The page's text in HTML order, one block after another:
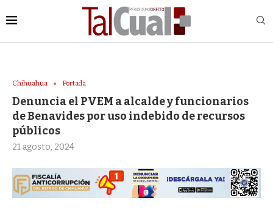
Chihuahua Portada
Denuncia el PVEM a alcalde y funcionarios
de Benavides por uso indebido de recursos
públicos
21 agosto, 2024